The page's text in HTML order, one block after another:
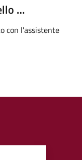
…
con l'assistente